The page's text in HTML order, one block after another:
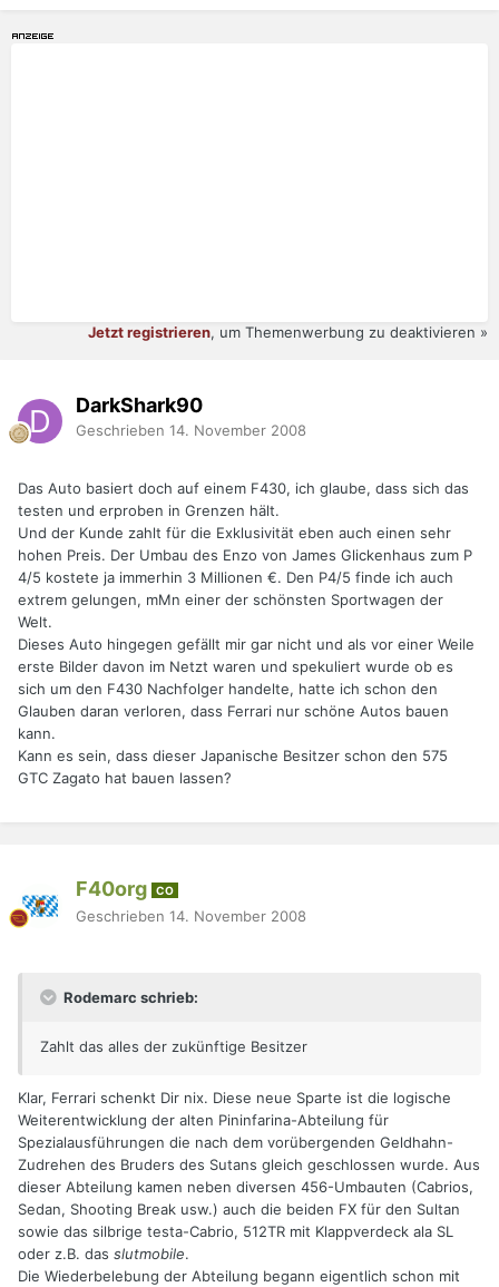
Jetzt registrieren, um Themenwerbung zu deaktivieren »
DarkShark90
Geschrieben 14. November 2008
Das Auto basiert doch auf einem F430, ich glaube, dass sich das
testen und erproben in Grenzen hält.
Und der Kunde zahlt für die Exklusivität eben auch einen sehr
hohen Preis. Der Umbau des Enzo von James Glickenhaus zum P
4/5 kostete ja immerhin 3 Millionen €. Den P4/5 finde ich auch
extrem gelungen, mMn einer der schönsten Sportwagen der
Welt.
Dieses Auto hingegen gefällt mir gar nicht und als vor einer Weile
erste Bilder davon im Netzt waren und spekuliert wurde ob es
sich um den F430 Nachfolger handelte, hatte ich schon den
Glauben daran verloren, dass Ferrari nur schöne Autos bauen
kann.
Kann es sein, dass dieser Japanische Besitzer schon den 575
GTC Zagato hat bauen lassen?
F40org CO
Geschrieben 14. November 2008
Rodemarc schrieb:
Zahlt das alles der zukünftige Besitzer
Klar, Ferrari schenkt Dir nix. Diese neue Sparte ist die logische
Weiterentwicklung der alten Pininfarina-Abteilung für
Spezialausführungen die nach dem vorübergenden Geldhahn-
Zudrehen des Bruders des Sutans gleich geschlossen wurde. Aus
dieser Abteilung kamen neben diversen 456-Umbauten (Cabrios,
Sedan, Shooting Break usw.) auch die beiden FX für den Sultan
sowie das silbrige testa-Cabrio, 512TR mit Klappverdeck ala SL
oder z.B. das slutmobile.
Die Wiederbelebung der Abteilung begann eigentlich schon mit